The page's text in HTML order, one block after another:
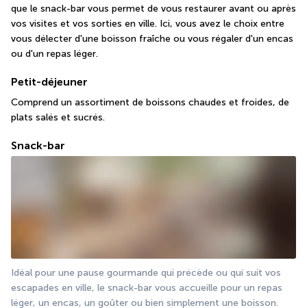
que le snack-bar vous permet de vous restaurer avant ou après
vos visites et vos sorties en ville. Ici, vous avez le choix entre
vous délecter d'une boisson fraîche ou vous régaler d'un encas
ou d'un repas léger.
Petit-déjeuner
Comprend un assortiment de boissons chaudes et froides, de
plats salés et sucrés.
Snack-bar
Idéal pour une pause gourmande qui précède ou qui suit vos
escapades en ville, le snack-bar vous accueille pour un repas
léger, un encas, un goûter ou bien simplement une boisson.